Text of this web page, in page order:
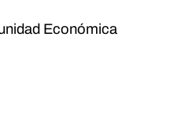
Económica